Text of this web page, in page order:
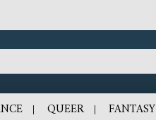
QUEER FANTASY